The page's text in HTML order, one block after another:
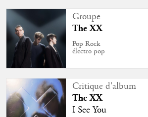
Groupe
The XX
Pop Rock
électro pop
Critique d'album
The XX
I See You